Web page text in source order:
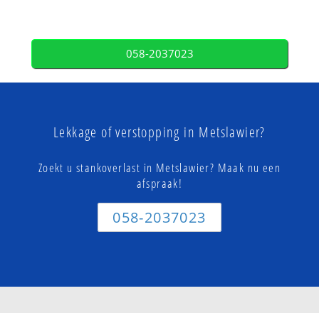
058-2037023
Lekkage of verstopping in Metslawier?
Zoekt u stankoverlast in Metslawier? Maak nu een
afspraak!
058-2037023